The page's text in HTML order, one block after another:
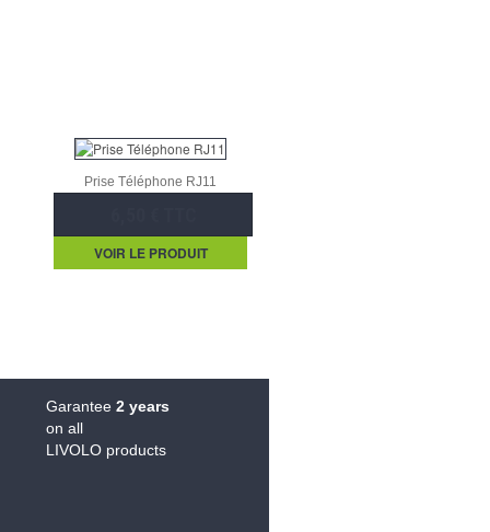
Prise Téléphone RJ11
VOIR LE PRODUIT
Garantee2 years
on all
LIVOLO products